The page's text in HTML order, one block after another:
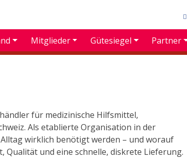
Mitglieder Gütesiegel Partner
für medizinische Hilfsmittel,
Als etablierte Organisation in der
wirklich benötigt werden – und worauf
Qualität und eine schnelle, diskrete Lieferung.